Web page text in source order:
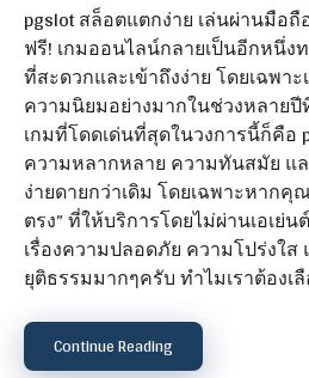
pgslot สล็อตแตกง่าย เล่นผ่านมือ
ฟรี! เกมออนไลน์กลายเป็นอีกหนึ่ง
ที่สะดวกและเข้าถึงง่าย โดยเฉพา
ความนิยมอย่างมากในช่วงหลาย
เกมที่โดดเด่นที่สุดในวงการนี้ก็คือ
ความหลากหลาย ความทันสมัย แ
ง่ายดายกว่าเดิม โดยเฉพาะหากคุ
ตรง” ที่ให้บริการโดยไม่ผ่านเอเ
เรื่องความปลอดภัย ความโปร่งใส
ยุติธรรมมากๆครับ ทำไมเราต้องเ
Continue Reading